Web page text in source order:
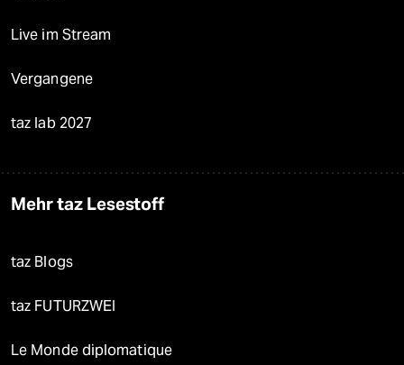
Live im Stream
Vergangene
taz lab 2027
Mehr taz Lesestoff
taz Blogs
taz FUTURZWEI
Le Monde diplomatique